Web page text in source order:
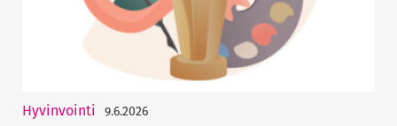
Hyvinvointi 9.6.2026